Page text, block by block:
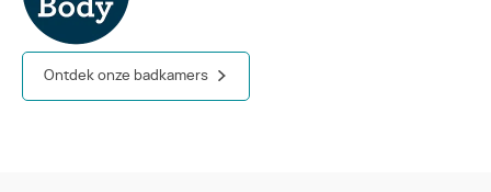
Ontdek onze badkamers